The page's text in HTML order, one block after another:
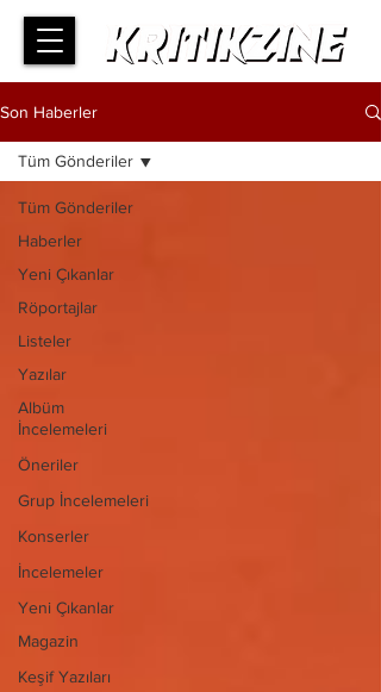
Son Haberler
Tüm Gönderiler
Haberler
Yeni Çıkanlar
Röportajlar
Listeler
Yazılar
Albüm
İncelemeleri
Öneriler
Grup İncelemeleri
Konserler
İncelemeler
Yeni Çıkanlar
Magazin
Keşif Yazıları
Tüm Gönderiler